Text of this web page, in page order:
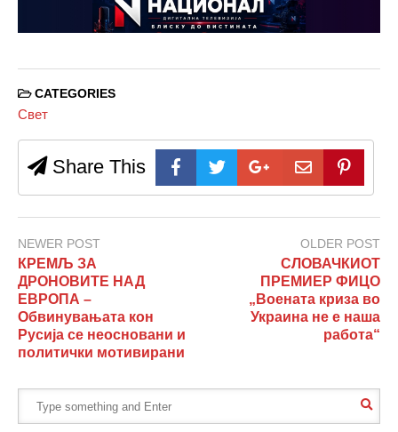
CATEGORIES
Свет
Share This
NEWER POST
КРЕМЉ ЗА
ДРОНОВИТЕ НАД
ЕВРОПА –
Обвинувањата кон
Русија се неосновани и
политички мотивирани
OLDER POST
СЛОВАЧКИОТ
ПРЕМИЕР ФИЦО
„Воената криза во
Украина не е наша
работа“